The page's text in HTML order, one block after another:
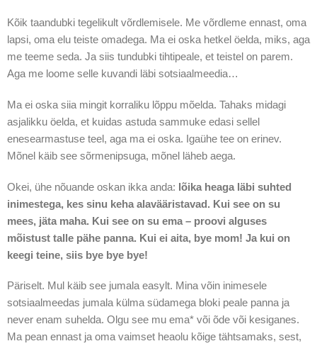
Kõik taandubki tegelikult võrdlemisele. Me võrdleme ennast, oma
lapsi, oma elu teiste omadega. Ma ei oska hetkel öelda, miks, aga
me teeme seda. Ja siis tundubki tihtipeale, et teistel on parem.
Aga me loome selle kuvandi läbi sotsiaalmeedia…
Ma ei oska siia mingit korraliku lõppu mõelda. Tahaks midagi
asjalikku öelda, et kuidas astuda sammuke edasi sellel
enesearmastuse teel, aga ma ei oska. Igaühe tee on erinev.
Mõnel käib see sõrmenipsuga, mõnel läheb aega.
Okei, ühe nõuande oskan ikka anda: lõika heaga läbi suhted
inimestega, kes sinu keha alavääristavad. Kui see on su
mees, jäta maha. Kui see on su ema – proovi alguses
mõistust talle pähe panna. Kui ei aita, bye mom! Ja kui on
keegi teine, siis bye bye bye!
Päriselt. Mul käib see jumala easylt. Mina võin inimesele
sotsiaalmeedas jumala külma südamega bloki peale panna ja
never enam suhelda. Olgu see mu ema* või õde või kesiganes.
Ma pean ennast ja oma vaimset heaolu kõige tähtsamaks, sest,